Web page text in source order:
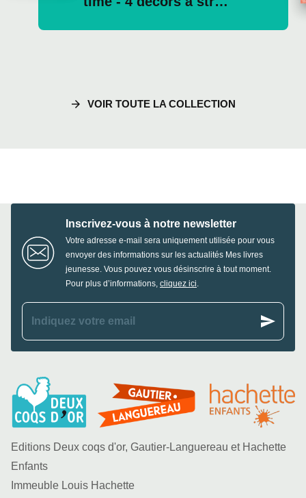
arrow_forward VOIR TOUTE LA COLLECTION
Inscrivez-vous à notre newsletter
Votre adresse e-mail sera uniquement utilisée pour vous
envoyer des informations sur les actualités Mes livres
jeunesse. Vous pouvez vous désinscrire à tout moment.
Pour plus d’informations, cliquez ici.
Indiquez votre email send
Editions Deux coqs d'or, Gautier-Languereau et Hachette
Enfants
Immeuble Louis Hachette